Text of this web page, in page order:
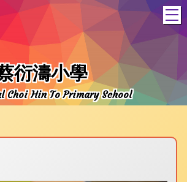
衍濤小學
Choi Hin To Primary School